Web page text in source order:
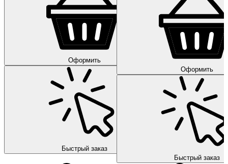
Оформить
Быстрый заказ
Оформить
Быстрый заказ